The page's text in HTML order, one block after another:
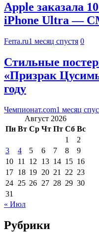
Apple заказала
iPhone Ultra —
Ferra.ru1 месяц спустя 0
Стильные
«Призрак
году
Чемпионат.com1 месяц
Август 2026
Пн Вт Ср Чт Пт Сб Вс
1
2
3
4 5 6 7 8
9
10 11 12 13 14 15 16
17 18 19 20 21 22 23
24 25 26 27 28 29 30
31
« Июл
Рубрики